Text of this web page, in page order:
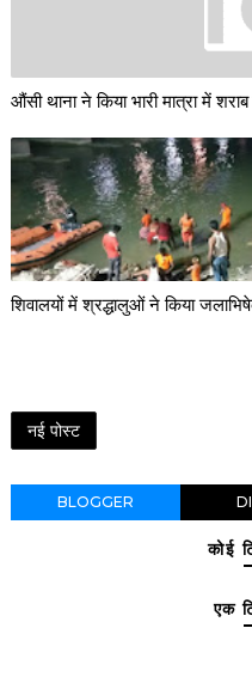
औंसी थाना ने किया भारी मात्रा में
शिवालयों में श्रद्धालुओं ने किया
नई पोस्ट
BLOGGER
कोई
एक